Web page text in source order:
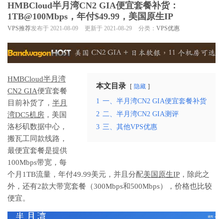
HMBCloud半月湾CN2 GIA便宜套餐补货：
1TB@100Mbps，年付$49.99，美国原生IP
VPS推荐发布于 2021-08-09 更新于 2021-08-29 分类： VPS优惠
本文目录 隐藏
1 一、半月湾CN2 GIA便宜套餐补货
2 二、半月湾CN2 GIA测评
3 三、其他VPS优惠
HMBCloud半月湾
CN2 GIA便宜套餐
目前补货了， 半月
湾DC5机房 ，美国
洛杉矶数据中心，
搬瓦工同款线路，
最便宜套餐是提供
100Mbps带宽，每
个月1TB流量，年付49.99美元，并且分配美国原生IP ，除此之
外，还有2款大带宽套餐（300Mbps和500Mbps），价格也比较
便宜。